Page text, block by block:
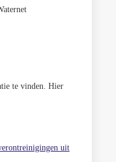
te vinden. Hier
uit